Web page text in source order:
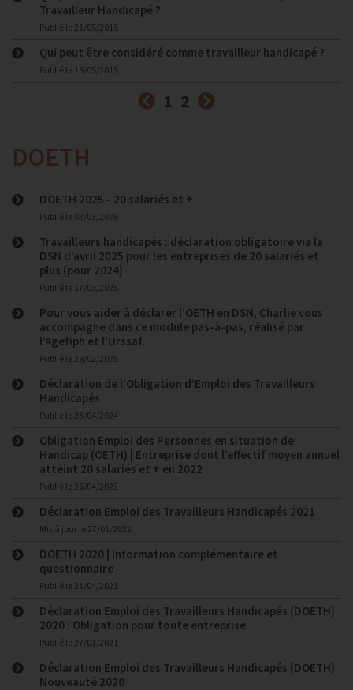
Travailleur Handicapé ?
Publié le 21/05/2015
Qui peut être considéré comme travailleur handicapé ?
Publié le 15/05/2015
Précédent
1 2
DOETH
DOETH 2025 - 20 salariés et +
Publié le 03/03/2026
Travailleurs handicapés : déclaration obligatoire via la
DSN d’avril 2025 pour les entreprises de 20 salariés et
plus (pour 2024)
Publié le 17/03/2025
Pour vous aider à déclarer l’OETH en DSN, Charlie vous
accompagne dans ce module pas-à-pas, réalisé par
l’Agefiph et l’Urssaf.
Publié le 28/02/2025
Déclaration de l’Obligation d’Emploi des Travailleurs
Handicapés
Publié le 23/04/2024
Obligation Emploi des Personnes en situation de
Handicap (OETH) | Entreprise dont l’effectif moyen annuel
atteint 20 salariés et + en 2022
Publié le 26/04/2023
Déclaration Emploi des Travailleurs Handicapés 2021
Mis à jour le 27/01/2022
DOETH 2020 | Information complémentaire et
questionnaire
Publié le 21/04/2021
Déclaration Emploi des Travailleurs Handicapés (DOETH)
2020 : Obligation pour toute entreprise
Publié le 27/01/2021
Déclaration Emploi des Travailleurs Handicapés (DOETH)
Nouveauté 2020